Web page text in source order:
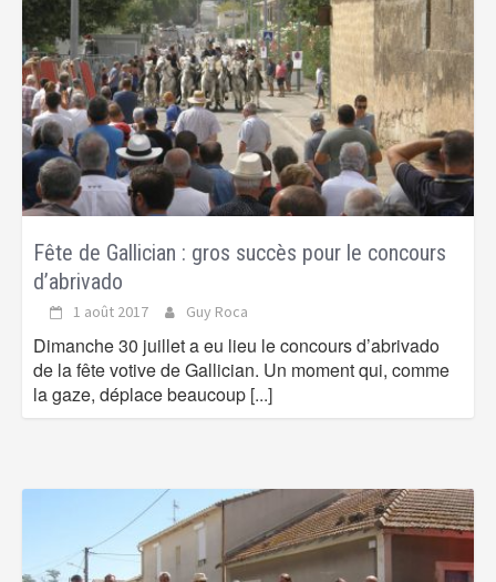
Fête de Gallician : gros succès pour le concours
d’abrivado
1 août 2017 Guy Roca
Dimanche 30 juillet a eu lieu le concours d’abrivado
de la fête votive de Gallician. Un moment qui, comme
la gaze, déplace beaucoup [...]